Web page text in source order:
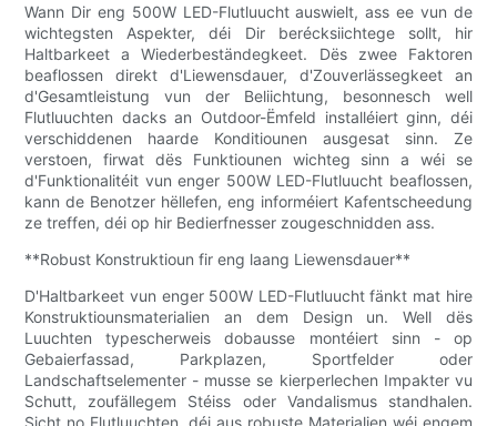
Wann Dir eng 500W LED-Flutluucht auswielt, ass ee vun de
wichtegsten Aspekter, déi Dir berécksiichtege sollt, hir
Haltbarkeet a Wiederbeständegkeet. Dës zwee Faktoren
beaflossen direkt d'Liewensdauer, d'Zouverlässegkeet an
d'Gesamtleistung vun der Beliichtung, besonnesch well
Flutluuchten dacks an Outdoor-Ëmfeld installéiert ginn, déi
verschiddenen haarde Konditiounen ausgesat sinn. Ze
verstoen, firwat dës Funktiounen wichteg sinn a wéi se
d'Funktionalitéit vun enger 500W LED-Flutluucht beaflossen,
kann de Benotzer hëllefen, eng informéiert Kafentscheedung
ze treffen, déi op hir Bedierfnesser zougeschnidden ass.
**Robust Konstruktioun fir eng laang Liewensdauer**
D'Haltbarkeet vun enger 500W LED-Flutluucht fänkt mat hire
Konstruktiounsmaterialien an dem Design un. Well dës
Luuchten typescherweis dobausse montéiert sinn - op
Gebaierfassad, Parkplazen, Sportfelder oder
Landschaftselementer - musse se kierperlechen Impakter vu
Schutt, zoufällegem Stéiss oder Vandalismus standhalen.
Sicht no Flutluuchten, déi aus robuste Materialien wéi engem